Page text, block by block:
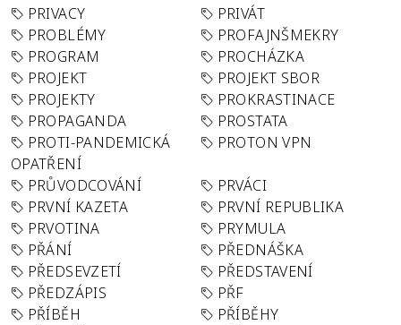
PRIVACY
PRIVÁT
PROBLÉMY
PROFAJNŠMEKRY
PROGRAM
PROCHÁZKA
PROJEKT
PROJEKT SBOR
PROJEKTY
PROKRASTINACE
PROPAGANDA
PROSTATA
PROTI-PANDEMICKÁ
OPATŘENÍ
PROTON VPN
PRŮVODCOVÁNÍ
PRVÁCI
PRVNÍ KAZETA
PRVNÍ REPUBLIKA
PRVOTINA
PRYMULA
PŘÁNÍ
PŘEDNÁŠKA
PŘEDSEVZETÍ
PŘEDSTAVENÍ
PŘEDZÁPIS
PŘF
PŘÍBĚH
PŘÍBĚHY